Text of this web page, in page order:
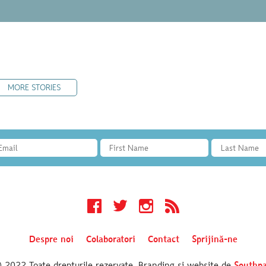
MORE STORIES
Facebook Twitter Instagram RSS
Despre noi Colaboratori Contact Sprijină-ne